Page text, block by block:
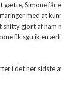
Simone får
med at
gjort af ham
fik sgu ik en
i det her sidste